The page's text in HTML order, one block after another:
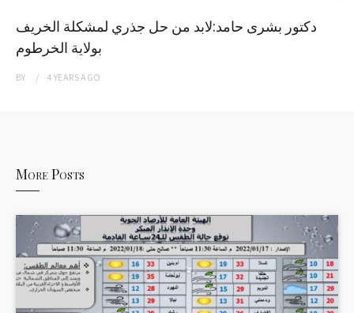
دكتور بشرى حامد:لابد من حل جذري لمشكلة الخريف
بولاية الخرطوم
BY 4 YEARSAGO
More Posts